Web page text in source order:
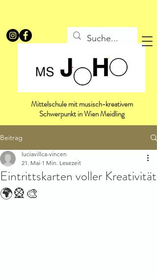
Mittelschule mit musisch-kreativem
Schwerpunkt in Wien Meidling
Beitrag
Eintrittskarten voller Kreativität
🌍🎡🎨
luciavillca-vincen
21. Mai 1 Min. Lesezeit